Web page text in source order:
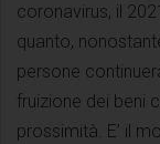
coronavirus, il
quanto,
persone
fruizione dei beni
prossimità. E’ il